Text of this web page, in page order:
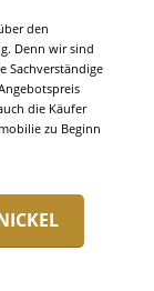
den
Denn wir sind
Sachverständige
die Käufer
zu Beginn